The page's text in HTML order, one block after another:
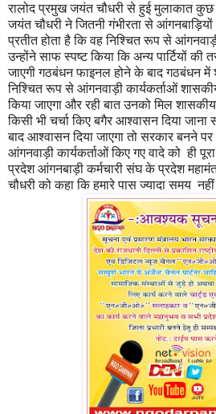
रालोद प्रमुख जयंत चौधरी से हुई मुलाकात
जयंत चौधरी ने जितनी गंभीरता से
प्रतीत होता है कि वह निश्चित रूप से
उन्होंने साफ स्पष्ट किया कि अन्य पार्टियों की
जाएगी गठबंधन फाइनल होने के बाद गठबंधन में
निश्चित रूप से आंगनवाड़ी कार्यकर्ताओं
किया जाएगा और रही बात उनको मिल शासकीय
किसी भी चर्चा किए बगैर आश्वासन दिया
बाद आश्वासन दिया जाएगा तो सरकार बनने
आंगनवाड़ी कार्यकर्ताओं किए गए वादे को ही
प्रदेश आंगनबाड़ी कर्मचारी संघ के प्रदेश
चौधरी को कहा कि हमारे पास ज्यादा समय